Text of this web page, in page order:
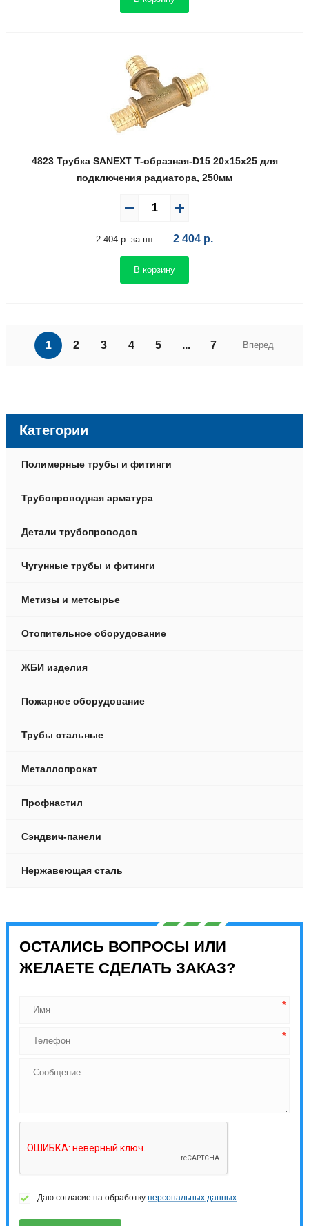
4823 Трубка SANEXT T-образная-D15 20х15х25 для
подключения радиатора, 250мм
2 404 р. за шт 2 404 р.
В корзину
1 2 3 4 5 ... 7 Вперед
Категории
Полимерные трубы и фитинги
Трубопроводная арматура
Детали трубопроводов
Чугунные трубы и фитинги
Метизы и метсырье
Отопительное оборудование
ЖБИ изделия
Пожарное оборудование
Трубы стальные
Металлопрокат
Профнастил
Сэндвич-панели
Нержавеющая сталь
ОСТАЛИСЬ ВОПРОСЫ ИЛИ
ЖЕЛАЕТЕ СДЕЛАТЬ ЗАКАЗ?
Даю согласие на обработку персональных данных